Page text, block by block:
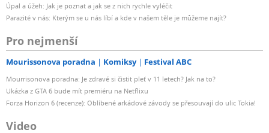
Úpal a úžeh: Jak je poznat a jak se z nich rychle vyléčit
Parazité v nás: Kterým se u nás líbí a kde v našem těle je můžeme najít?
Pro nejmenší
Mourissonova poradna Komiksy Festival ABC
Mourrisonova poradna: Je zdravé si čistit pleť v 11 letech? Jak na to?
Ukázka z GTA 6 bude mít premiéru na Netflixu
Forza Horizon 6 (recenze): Oblíbené arkádové závody se přesouvají do ulic Tokia!
Video